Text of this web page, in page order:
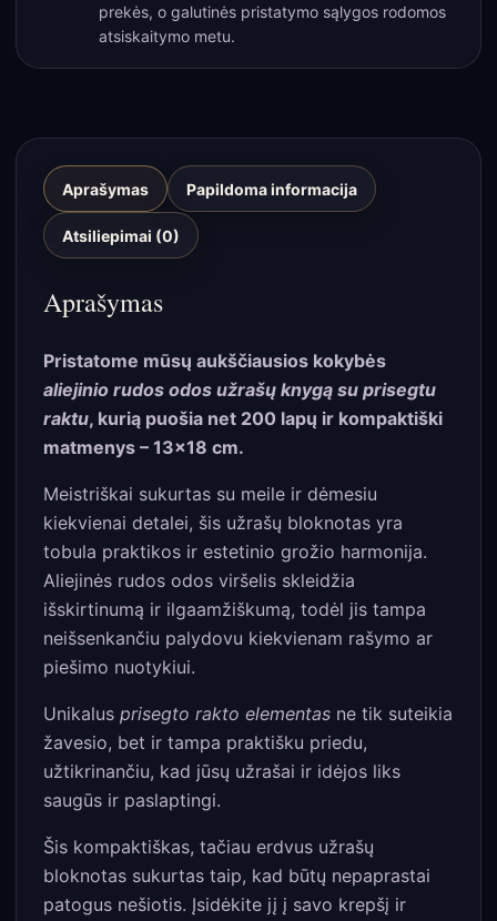
prekės, o galutinės pristatymo sąlygos rodomos
atsiskaitymo metu.
Aprašymas Papildoma informacija
Atsiliepimai (0)
Aprašymas
Pristatome mūsų aukščiausios kokybės
aliejinio rudos odos užrašų knygą su prisegtu
raktu, kurią puošia net 200 lapų ir kompaktiški
matmenys – 13×18 cm.
Meistriškai sukurtas su meile ir dėmesiu
kiekvienai detalei, šis užrašų bloknotas yra
tobula praktikos ir estetinio grožio harmonija.
Aliejinės rudos odos viršelis skleidžia
išskirtinumą ir ilgaamžiškumą, todėl jis tampa
neišsenkančiu palydovu kiekvienam rašymo ar
piešimo nuotykiui.
Unikalus prisegto rakto elementas ne tik suteikia
žavesio, bet ir tampa praktišku priedu,
užtikrinančiu, kad jūsų užrašai ir idėjos liks
saugūs ir paslaptingi.
Šis kompaktiškas, tačiau erdvus užrašų
bloknotas sukurtas taip, kad būtų nepaprastai
patogus nešiotis. Įsidėkite jį į savo krepšį ir